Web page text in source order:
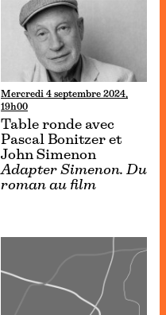
Mercredi 4 septembre 2024,
19h00
Table ronde avec
Pascal Bonitzer et
John Simenon
Adapter Simenon. Du
roman au film